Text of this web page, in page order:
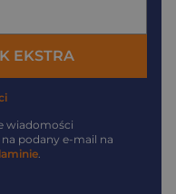
EKSTRA
wiadomości
podany e-mail na